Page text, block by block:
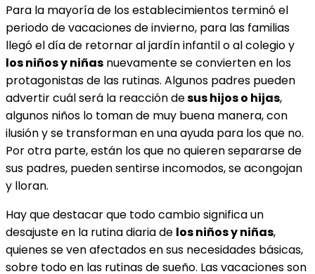
Para la mayoría de los establecimientos terminó el
periodo de vacaciones de invierno, para las familias
llegó el día de retornar al jardín infantil o al colegio y
los niños y niñas nuevamente se convierten en los
protagonistas de las rutinas. Algunos padres pueden
advertir cuál será la reacción desus hijos o hijas,
algunos niños lo toman de muy buena manera, con
ilusión y se transforman en una ayuda para los que no.
Por otra parte, están los que no quieren separarse de
sus padres, pueden sentirse incomodos, se acongojan
y lloran.
Hay que destacar que todo cambio significa un
desajuste en la rutina diaria de los niños y niñas,
quienes se ven afectados en sus necesidades básicas,
sobre todo en las rutinas de sueño. Las vacaciones son